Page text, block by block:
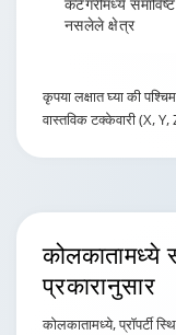
नसलेले क्षेत्र
Changing
Enable captions/
Enable captions/
Enable captions/
कृपया लक्षात घ्या की
वास्तविक टक्केवारी (X,
प्रकारानुसार
कोलकातामध्ये, प्रॉपर्टी